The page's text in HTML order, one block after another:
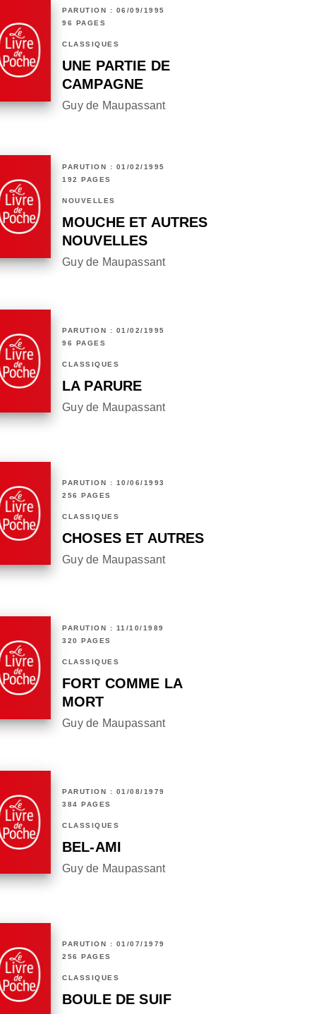
PARUTION : 06/09/1995
96 PAGES
CLASSIQUES
UNE PARTIE DE
CAMPAGNE
Guy de Maupassant
PARUTION : 01/02/1995
192 PAGES
NOUVELLES
MOUCHE ET AUTRES
NOUVELLES
Guy de Maupassant
PARUTION : 01/02/1995
96 PAGES
CLASSIQUES
LA PARURE
Guy de Maupassant
PARUTION : 10/06/1993
256 PAGES
CLASSIQUES
CHOSES ET AUTRES
Guy de Maupassant
PARUTION : 11/10/1989
320 PAGES
CLASSIQUES
FORT COMME LA
MORT
Guy de Maupassant
PARUTION : 01/08/1979
384 PAGES
CLASSIQUES
BEL-AMI
Guy de Maupassant
PARUTION : 01/07/1979
256 PAGES
CLASSIQUES
BOULE DE SUIF